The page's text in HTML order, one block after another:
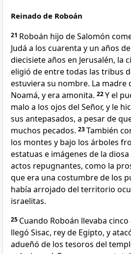
Reinado de Roboán
21 Roboán hijo de Salomón
Judá a los cuarenta y un años
diecisiete años en Jerusalén, la
eligió de entre todas las tribus
estuviera su nombre. La madre
Noamá, y era amonita. 22Y el
malo a los ojos del Señor, y le
sus antepasados, a pesar de
muchos pecados. 23También
los montes y bajo los árboles
estatuas e imágenes de la diosa
actos repugnantes, como la
que era una costumbre de los
había arrojado del territorio
israelitas.
25 Cuando Roboán llevaba
llegó Sisac, rey de Egipto, y
adueñó de los tesoros del